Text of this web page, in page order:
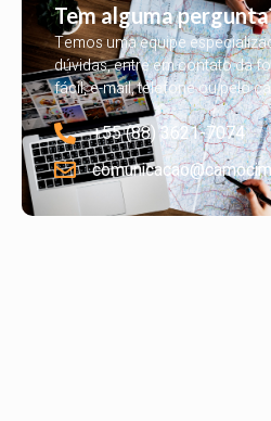
Tem alguma
Temos uma equipe
dúvidas, entre em contato da
fácil, e-mail, telefone ou pelo
+55 (88) 3621-7074